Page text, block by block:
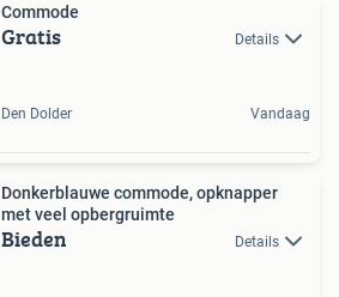
Commode
Gratis Details
Den Dolder Vandaag
Donkerblauwe commode, opknapper
met veel opbergruimte
Bieden Details